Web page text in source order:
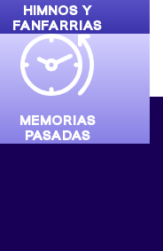
HIMNOS Y
FANFARRIAS
MEMORIAS
PASADAS